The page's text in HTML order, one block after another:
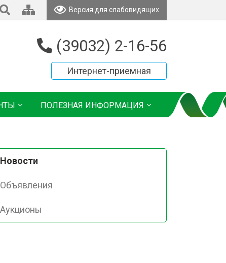
Версия для слабовидящих
(39032) 2-16-56
Интернет-приемная
ПОЛЕЗНАЯ ИНФОРМАЦИЯ
Новости
Объявления
Аукционы